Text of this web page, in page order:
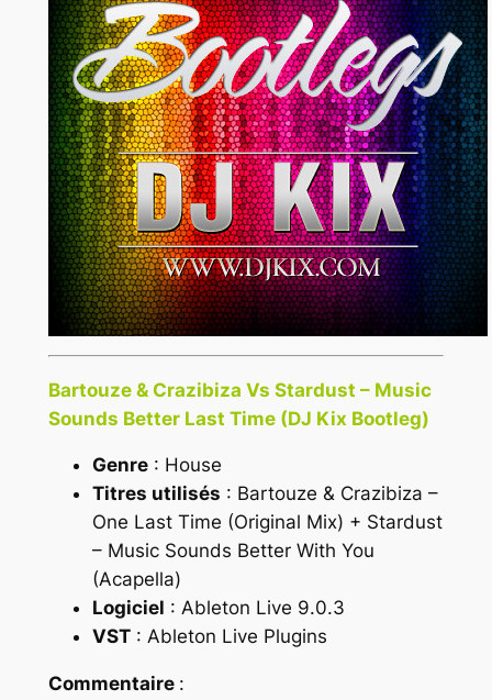
Bartouze & Crazibiza Vs Stardust – Music
Sounds Better Last Time (DJ Kix Bootleg)
Genre: House
Titres utilisés : Bartouze & Crazibiza –
One Last Time (Original Mix) + Stardust
– Music Sounds Better With You
(Acapella)
Logiciel : Ableton Live 9.0.3
VST: Ableton Live Plugins
Commentaire :